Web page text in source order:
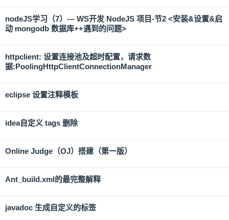
nodeJS学习（7）--- WS开发 NodeJS 项目-节2 <安装&设置&启
动 mongodb 数据库++遇到的问题>
httpclient: 设置连接池及超时配置，请求数
据:PoolingHttpClientConnectionManager
eclipse 设置注释模板
idea自定义 tags 删除
Online Judge（OJ）搭建（第一版）
Ant_build.xml的最完整解释
javadoc 生成自定义的标签